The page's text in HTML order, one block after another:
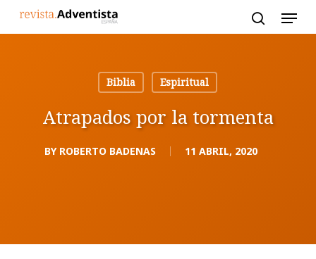
Biblia
Espiritual
Atrapados por la tormenta
BY ROBERTO BADENAS 11 ABRIL, 2020